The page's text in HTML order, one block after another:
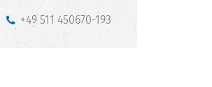
+49 511 450670-193